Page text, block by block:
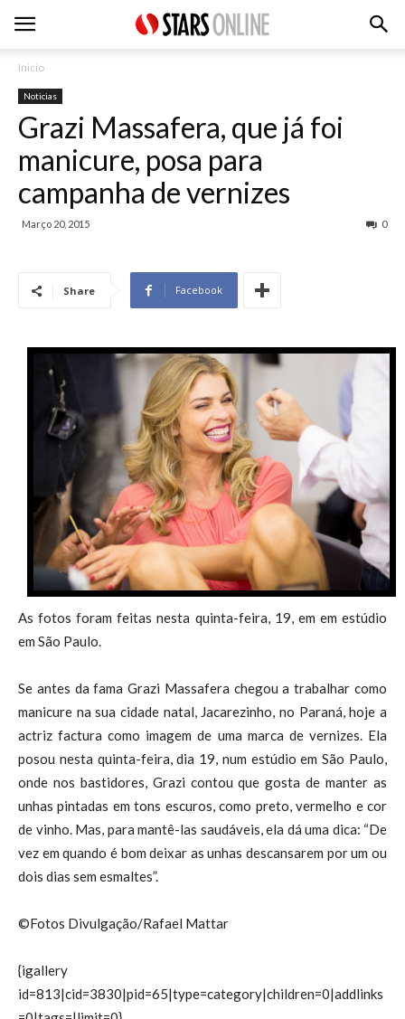
Inicio
Noticias
Grazi Massafera, que já foi
manicure, posa para
campanha de vernizes
Março 20, 2015 0
Share Facebook
As fotos foram feitas nesta quinta-feira, 19, em em estúdio
em São Paulo.
Se antes da fama Grazi Massafera chegou a trabalhar como
manicure na sua cidade natal, Jacarezinho, no Paraná, hoje a
actriz factura como imagem de uma marca de vernizes. Ela
posou nesta quinta-feira, dia 19, num estúdio em São Paulo,
onde nos bastidores, Grazi contou que gosta de manter as
unhas pintadas em tons escuros, como preto, vermelho e cor
de vinho. Mas, para mantê-las saudáveis, ela dá uma dica: “De
vez em quando é bom deixar as unhas descansarem por um ou
dois dias sem esmaltes”.
©Fotos Divulgação/Rafael Mattar
{igallery
id=813|cid=3830|pid=65|type=category|children=0|addlinks